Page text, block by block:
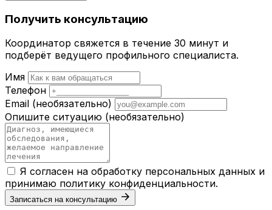
Получить консультацию
Координатор свяжется в течение 30 минут и
подберёт ведущего профильного специалиста.
Имя
Телефон
Email (необязательно)
Опишите ситуацию (необязательно)
Я согласен на обработку персональных данных и
принимаю политику конфиденциальности.
Записаться на консультацию